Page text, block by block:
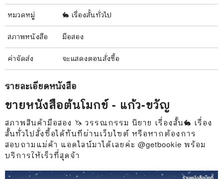
หมวดหมู่ 🐇 เรื่องสั้นทั่วไป
สภาพหนังสือ มือสอง
ค่าจัดส่ง จะแสดงตอนสั่งซื้อ
รายละเอียดหนังสือ
ขายหนังสือต้นโมกข์ - แก้ว-ขวัญ
สภาพสินค้ามือสอง 🦄 วรรณกรรม นิยาย เรื่องสั้น🐇 เรื่อง
สั้นทั่วไปสั่งซื้อได้ทันทีผ่านเว็บไซต์ หรือหากต้องการ
สอบถามแม่ค้า แอดไลน์มาได้เลยค่ะ @getbookie พร้อม
บริการให้เร็วที่สุดจ้า